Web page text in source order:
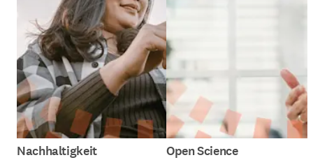
Nachhaltigkeit Open Science